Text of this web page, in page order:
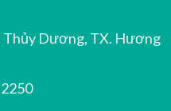
Thủy Dương, TX. Hương